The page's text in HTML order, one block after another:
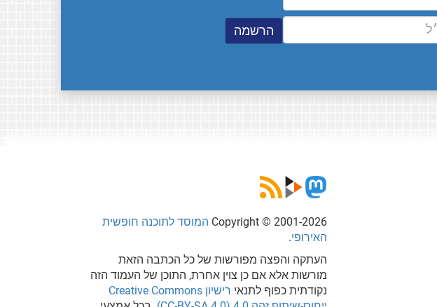
Copyright © 2001-2026 המוסד לתוכנה חופשית
האירופי.
העתקה והפצה מפורשות של כל הכתבה הזאת
מורשות אלא אם כן צוין אחרת, התוכן של העמוד הזה
נקודתית כפוף לתנאי
רישיון Creative Commons